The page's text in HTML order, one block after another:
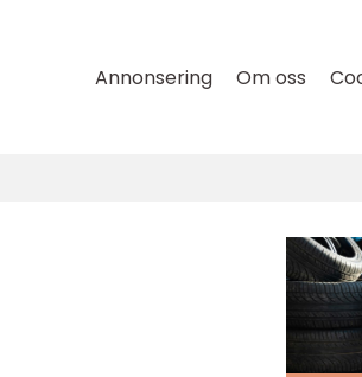
Annonsering Om oss